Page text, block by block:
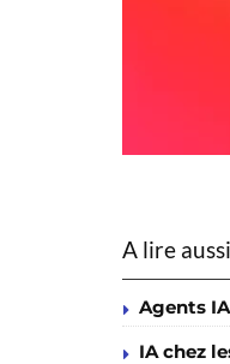
A lire
Agents
IA chez